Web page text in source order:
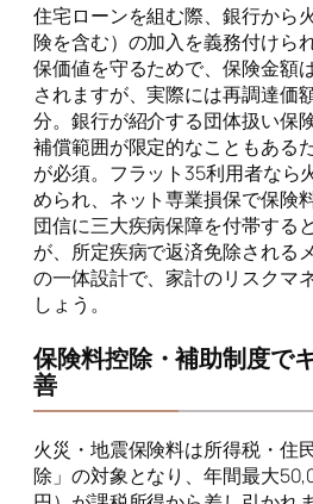
住宅ローンを組む際、銀行から
険を含む）の加入を義務付けら
保価値を守るためで、保険金額
されますが、実際には再調達価
分。銀行が紹介する団体扱い保
補償範囲が限定的なこともある
が必須。フラット35利用者なら
められ、ネット専業損保で保険
団信に三大疾病保障を付帯する
が、所定疾病で返済免除される
の一体設計で、家計のリスクマ
しょう。
保険料控除・補助制度で
善
火災・地震保険料は所得税・住
除」の対象となり、年間最大